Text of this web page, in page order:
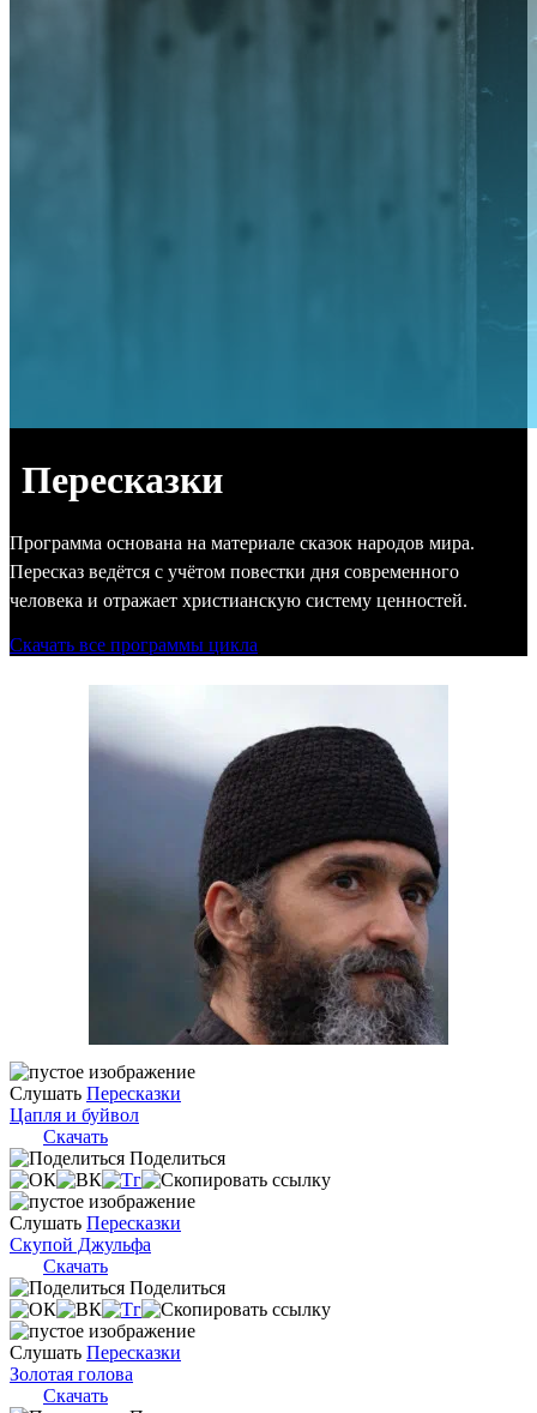
Пересказки
Программа основана на материале сказок народов мира.
Пересказ ведётся с учётом повестки дня современного
человека и отражает христианскую систему ценностей.
Скачать все программы цикла
Слушать Пересказки
Цапля и буйвол
Скачать
Поделиться
Слушать Пересказки
Скупой Джульфа
Скачать
Поделиться
Слушать Пересказки
Золотая голова
Скачать